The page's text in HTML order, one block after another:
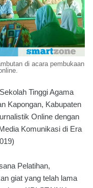
di acara pembukaan
Tinggi Agama
Kapongan, Kabupaten
Online dengan
Komunikasi di Era
Pelatihan,
giat yang telah lama